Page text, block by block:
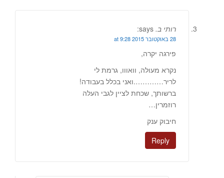
רותי ב. says:
28 באוקטובר 2015 at 9:28
פירגה יקרה,
נקרא מעולה, וואווו, גרמת לי
לריר………….ואני בכלל בעבודה!
ברשותך, שכחת לציין לגבי העלה
רוזמרין…
חיבוק ענק
Reply